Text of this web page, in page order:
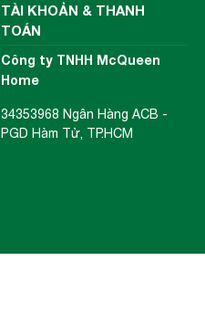
TÀI KHOẢN & THANH
TOÁN
Công ty TNHH McQueen
Home
34353968 Ngân Hàng ACB -
PGD Hàm Tử, TP.HCM